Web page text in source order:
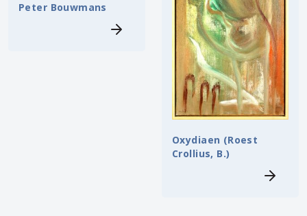
Peter Bouwmans
Oxydiaen (Roest
Crollius, B.)